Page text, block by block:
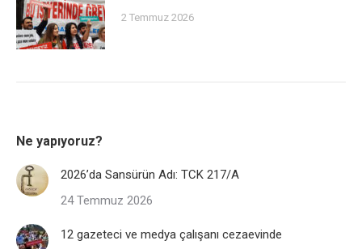
2 Temmuz 2026
Ne yapıyoruz?
2026’da Sansürün Adı: TCK 217/A
24 Temmuz 2026
12 gazeteci ve medya çalışanı cezaevinde